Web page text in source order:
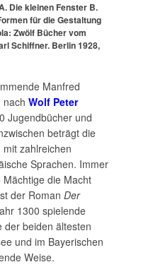
Die kleinen Fenster B.
für die Gestaltung
Zwölf Bücher vom
Schiffner. Berlin 1928,
Manfred
nach Wolf Peter
Jugendbücher und
beträgt die
zahlreichen
Sprachen. Immer
die Macht
der Roman Der
1300 spielende
der beiden ältesten
und im Bayerischen
Weise.